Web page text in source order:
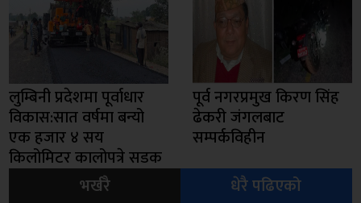
लुम्बिनी प्रदेशमा पूर्वाधार
विकास:सात वर्षमा बन्यो
एक हजार ४ सय
किलोमिटर कालोपत्रे सडक
पूर्व नगरप्रमुख किरण सिंह
ढेकरी जंगलबाट
सम्पर्कविहीन
भर्खरै
धेरै पढिएको